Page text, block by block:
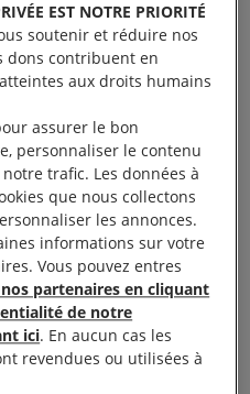
par un collectif de
agissant auprès des
EST NOTRE PRIORITÉ
soutenir et réduire nos
dons contribuent en
aux droits humains
assurer le bon
personnaliser le contenu
trafic. Les données à
que nous collectons
les annonces.
informations sur votre
Vous pouvez entres
partenaires en cliquant
de notre
ici. En aucun cas les
revendues ou utilisées à